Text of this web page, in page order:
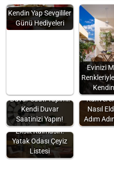
Kendin Yap Sevgililer
Günü Hediyeleri
Evinizi
Duvar Saati Yapımı:
Kendi Duvar
Saatinizi Yapın!
Nasıl
Adım
Eksik Kalmasın:
Yatak Odası Çeyiz
Listesi